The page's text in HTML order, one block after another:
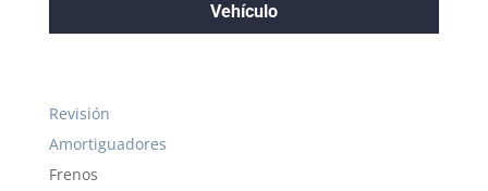
Vehículo
Revisión
Amortiguadores
Frenos